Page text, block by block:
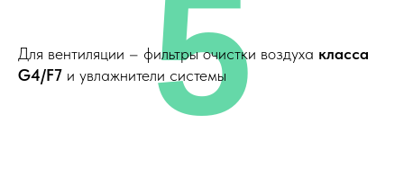
Для вентиляции – фильтры очистки воздуха класса
G4/F7 и увлажнители системы
5